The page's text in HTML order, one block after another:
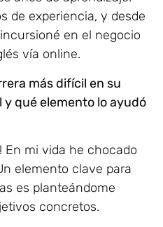
de experiencia, y desde
en el negocio
vía online.
más difícil en su
qué elemento lo ayudó
En mi vida he chocado
elemento clave para
es planteándome
concretos.